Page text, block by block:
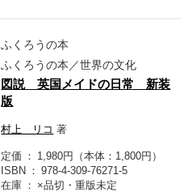
ふくろうの本
ふくろうの本／世界の文化
図説 英国メイドの日常 新装
版
村上 リコ 著
定価
1,980円（本体：1,800円）
ISBN
978-4-309-76271-5
在庫
×品切・重版未定